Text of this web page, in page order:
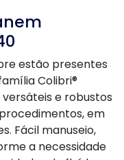
estão presentes
Colibri®
e robustos
em
Fácil manuseio,
a necessidade